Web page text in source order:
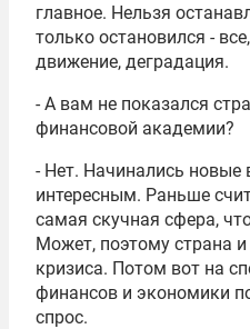
главное. Нельзя
только остановился -
движение, деградация.
- А вам не показался
финансовой академии?
- Нет. Начинались новые
интересным. Раньше
самая скучная сфера,
Может, поэтому страна
кризиса. Потом вот на
финансов и экономики
спрос.